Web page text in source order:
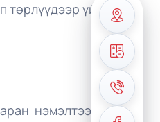
төрлүүдээр үйлчилж
нэмэлтээр олгох